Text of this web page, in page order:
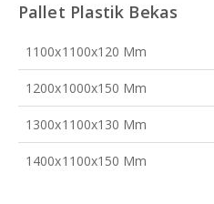
Pallet Plastik Bekas
1100x1100x120 Mm
1200x1000x150 Mm
1300x1100x130 Mm
1400x1100x150 Mm